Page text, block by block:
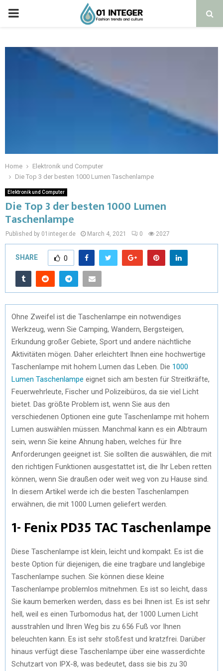
Home
Elektronik und Computer
Die Top 3 der besten 1000 Lumen Taschenlampe
Elektronik und Computer
Die Top 3 der besten 1000 Lumen
Taschenlampe
Published by 01integer.de March 4, 2021 0 2027
SHARE 0
Ohne Zweifel ist die Taschenlampe ein notwendiges
Werkzeug, wenn Sie Camping, Wandern, Bergsteigen,
Erkundung großer Gebiete, Sport und andere nächtliche
Aktivitäten mögen. Daher erleichtert Ihnen eine hochwertige
Taschenlampe mit hohem Lumen das Leben. Die 1000
Lumen Taschenlampe eignet sich am besten für Streitkräfte,
Feuerwehrleute, Fischer und Polizeibüros, da sie viel Licht
bietet. Das größte Problem ist, wenn Sie aus den
verschiedenen Optionen eine gute Taschenlampe mit hohem
Lumen auswählen müssen. Manchmal kann es ein Albtraum
sein, wenn Sie keine Ahnung haben, welches für Ihre
Anforderungen geeignet ist. Sie sollten die auswählen, die mit
den richtigen Funktionen ausgestattet ist, die Ihr Leben retten
können, wenn Sie draußen oder weit weg von zu Hause sind.
In diesem Artikel werde ich die besten Taschenlampen
erwähnen, die mit 1000 Lumen geliefert werden.
1- Fenix ​​PD35 TAC Taschenlampe
Diese Taschenlampe ist klein, leicht und kompakt. Es ist die
beste Option für diejenigen, die eine tragbare und langlebige
Taschenlampe suchen. Sie können diese kleine
Taschenlampe problemlos mitnehmen. Es ist so leicht, dass
Sie kaum bemerken werden, dass es bei Ihnen ist. Es ist sehr
hell, weil es einen Turbomodus hat, der 1000 Lumen Licht
ausstrahlen und Ihren Weg bis zu 656 Fuß vor Ihnen
beleuchten kann. Es ist sehr stoßfest und kratzfrei. Darüber
hinaus verfügt diese Taschenlampe über eine wasserdichte
Schutzart von IPX-8, was bedeutet, dass sie bis zu 30